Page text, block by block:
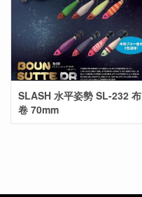
SLASH 水平姿勢 SL-232 布
卷 70mm